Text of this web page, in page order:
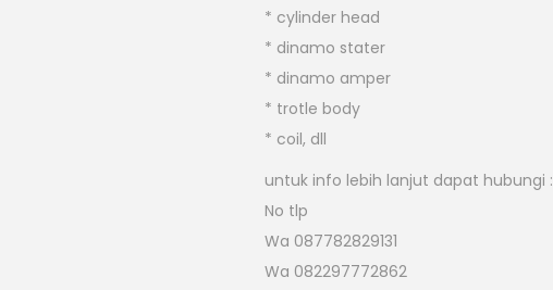
* cylinder head
* dinamo stater
* dinamo amper
* trotle body
* coil, dll
untuk info lebih lanjut dapat hubungi :
No tlp
Wa 087782829131
Wa 082297772862